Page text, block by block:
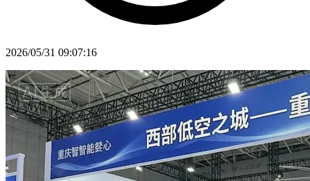
2026/05/31 09:07:16